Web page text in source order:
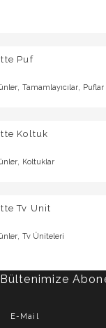
Puf
, Tamamlayıcılar, Puflar
Koltuk
, Koltuklar
Tv Unit
, Tv Üniteleri
Bültenimize